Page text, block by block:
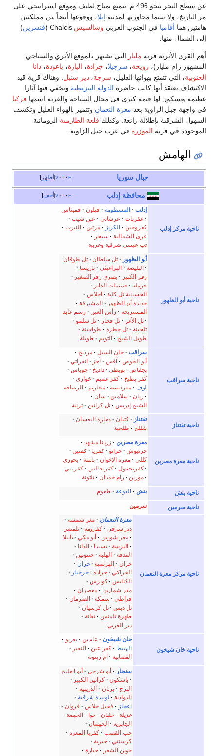
عن سطح البحر بنحو 496 م. تتمتع بمناخ لطيف وموقع استراتيجي على
مر التاريخ، ولا سيما مجاورتها لمدينة إبلا، ووقوعها أيضاً بين مملكتين
هامتين هما أفاميا في الجنوب الغربي وشالسيس قنسرين)
إلى الشمال منها.
أهم القرى الأثرية قرية مليار التي تشتهر بالموقع الأثري والسياحي
المشهور رام مليار)، رويحة، سرجيلا، جرادة، البارة، باعودة، دانا
الجنوبية، التي تتمتع بهوائها العليل، سرجة، دير سنبل. وهناك قرية قيد
الاكتشاف يعتقد أنها كانت حاضرة الدولة البيزنطية وتخفي فيها آثارا
عظيمة وسيكون لها قيمة كبرى في مجال السياحة والقرية اسمها فركيا
في واجهة جبل الزاوية بعد معرة النعمان وتتميز بالهواء العليل وتكشف
السهول الشرقية بإطلالة رائعة. وكذلك قلعة الطارمية الرومانية
الموجودة في قرية الموزرة في غرب جبل الزاوية.
الهامش
أظهر v t e جبال سوريا
أخف v t e محافظة إدلب
ناحية مركز إدلب
إدلب المسطومة فيلون
قميناس
عقربات
عرشاني
عين شيب
كفروحين
الكريز مرتين
النيرب
عرى الشمالية
سيجر
تب عيسى شرقية وغربية
ناحية أبو الظهور
أبو الظهور تل سلطان
تل طوقان
البليصة
البراغيثي
باريسا
زفر الكبير
بصرى زفر الصغير
حرملة
حميمات الداير
الحسينية تل كلبة
اجلاس
جديدة أبو الظهور
المشيرفة
المستريحة
رأس العين
رسم عابد
تل الأغر
تل فخار
تل سلمو
تلجينة
تل خطرة
طواحينة
طويل الشيخ
التويم طويلة
ناحية سراقب
سراقب خان السبل
مرديخ
أبو الخوص
آفس آجز
انقراتي
بجفاص
بويطي داديخ
جوباس
كفر بطيخ
كفر عميم
خوارى
لوف
معردبسة محاريم
الرصافة
ريان
سلامين
سان
الشيخ إدريس
تل كراتين ترنبة
ناحية تفتناز
تفتناز كتيان
معارة النعسان
شللخ
طلحية
ناحية معرة مصرين
معرة مصرين
زردنا مشهد
حرنبوش
حزانو كفريا
كفتين
كللي
معرة الإخوان باتنتة
بحورى
كفريحمول
كفر جالس
كفر نبي
مورين
رام حمدان تلتونة
ناحية بنش بنش الفوعة طعوم
ناحية سرمين سرمين
ناحية مركز معرة النعمان
معرة النعمان
معر شمشة
دير شرقي
كفرومة
تلمنس
معر شورين
أبو مكي
بابيلا
البرسة
بسيدا
الدانا
الغدقة
الهلبة
حنتوتين
حران
الهرتمية
حزان
الحراكي
جرادة
جرجناز
الكنايس
كويرس
معر شمارين
معصران
قراطي
سمكة
الصرمان
تل دبس
تل كرسيان
ظهرة تلمنس
تقانة
دير الغربي
ناحية خان شيخون
خان شيخون عابدين
بعربو
الهبيط
كفر عين
النقير
القصابية
أم زيتونة
سنجار أبو شرجي
أبو العليج
باشكون
كراتين الكبير
البرج
برنان
الدريبية
الدوادية
لويبدة شرقية
اعجاز
فحيل جلاس
فروان
غزيلة
حلبان حوا
الحيصة
الجابرية
الجهمان
جب القصب
كفريا المعرة
كرسنتي
خيرية
خوين الشعر
خيارة